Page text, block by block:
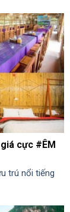
cực #ÊM
trú nổi tiếng